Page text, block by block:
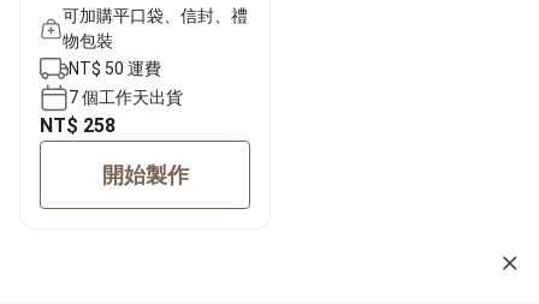
可加購平口袋、信封、禮
物包裝
NT$ 50 運費
7 個工作天出貨
NT$ 258
開始製作